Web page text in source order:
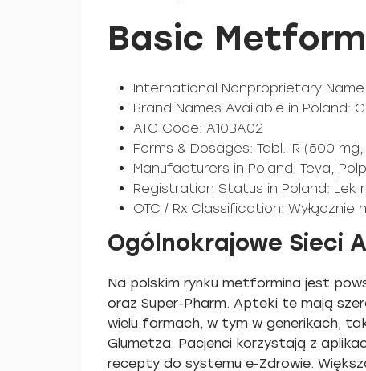
Basic
International Nonproprietary Name
Brand Names Available in Poland:
ATC Code: A10BA02
Forms & Dosages: Tabl. IR (500
Manufacturers in Poland: Teva,
Registration Status in Poland: Lek
OTC / Rx Classification:
Ogólnokrajowe Sieci
Na polskim rynku metformina jest
oraz Super-Pharm. Apteki te mają
wielu formach, w tym w generikach,
Glumetza. Pacjenci korzystają z
recepty do systemu e-Zdrowie.